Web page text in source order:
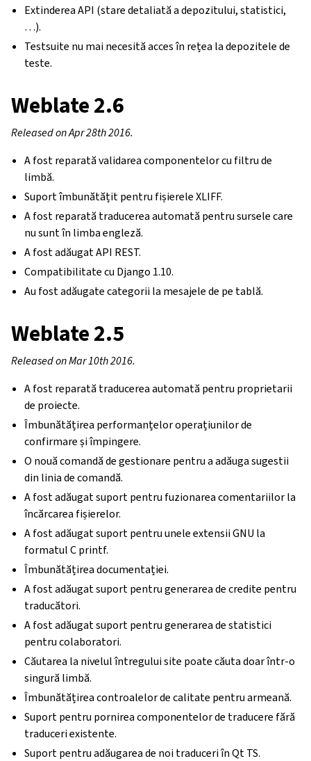
Extinderea API (stare detaliată a depozitului, statistici,
…).
Testsuite nu mai necesită acces în rețea la depozitele de
teste.
Weblate 2.6
Released on Apr 28th 2016.
A fost reparată validarea componentelor cu filtru de
limbă.
Suport îmbunătățit pentru fișierele XLIFF.
A fost reparată traducerea automată pentru sursele care
nu sunt în limba engleză.
A fost adăugat API REST.
Compatibilitate cu Django 1.10.
Au fost adăugate categorii la mesajele de pe tablă.
Weblate 2.5
Released on Mar 10th 2016.
A fost reparată traducerea automată pentru proprietarii
de proiecte.
Îmbunătățirea performanțelor operațiunilor de
confirmare și împingere.
O nouă comandă de gestionare pentru a adăuga sugestii
din linia de comandă.
A fost adăugat suport pentru fuzionarea comentariilor la
încărcarea fișierelor.
A fost adăugat suport pentru unele extensii GNU la
formatul C printf.
Îmbunătățirea documentației.
A fost adăugat suport pentru generarea de credite pentru
traducători.
A fost adăugat suport pentru generarea de statistici
pentru colaboratori.
Căutarea la nivelul întregului site poate căuta doar într-o
singură limbă.
Îmbunătățirea controalelor de calitate pentru armeană.
Suport pentru pornirea componentelor de traducere fără
traduceri existente.
Suport pentru adăugarea de noi traduceri în Qt TS.